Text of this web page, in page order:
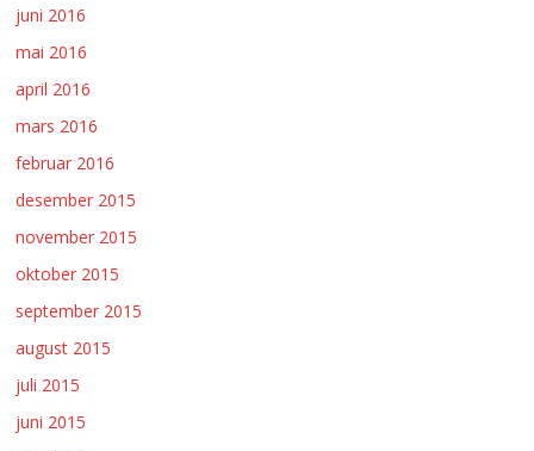
juni 2016
mai 2016
april 2016
mars 2016
februar 2016
desember 2015
november 2015
oktober 2015
september 2015
august 2015
juli 2015
juni 2015